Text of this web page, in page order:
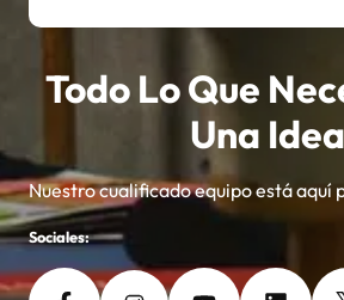
Todo Lo Que
Una Idea
Nuestro cualificado equipo está aquí
Sociales: